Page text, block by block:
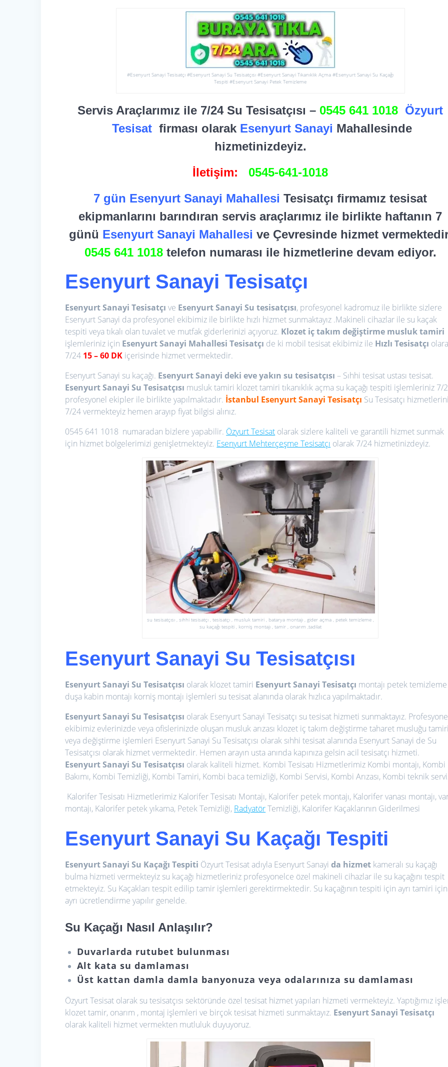
#Esenyurt Sanayi Tesisatçı #Esenyurt Sanayi Su Tesisatçısı #Esenyurt Sanayi Tıkanıklık Açma #Esenyurt Sanayi Su Kaçağı
Tespiti #Esenyurt Sanayi Petek Temizleme
Servis Araçlarımız ile 7/24 Su Tesisatçısı – 0545 641 1018 Özyurt
Tesisat firması olarak Esenyurt Sanayi Mahallesinde
hizmetinizdeyiz.
İletişim:
0545-641-1018
7 gün Esenyurt Sanayi MahallesiTesisatçı firmamız tesisat
ekipmanlarını barındıran servis araçlarımız ile birlikte haftanın 7
günü Esenyurt Sanayi Mahallesi ve Çevresinde hizmet
0545 641 1018telefon numarası ile hizmetlerine devam ediyor.
Esenyurt Sanayi Tesisatçı
Esenyurt Sanayi Tesisatçı ve Esenyurt Sanayi Su tesisatçısı, profesyonel kadromuz ile birlikte sizlere
Esenyurt Sanayi da profesyonel ekibimiz ile birlikte hızlı hizmet sunmaktayız .Makineli cihazlar ile su kaçak
tespiti veya tıkalı olan tuvalet ve mutfak giderlerinizi açıyoruz. Klozet iç takım değiştirme musluk tamiri
işlemleriniz için Esenyurt Sanayi Mahallesi Tesisatçı de ki mobil tesisat ekibimiz ile Hızlı Tesisatçı
7/24 15– 60 DK içerisinde hizmet vermektedir.
Esenyurt Sanayi su kaçağı. Esenyurt Sanayi deki eve yakın su tesisatçısı – Sıhhi tesisat ustası tesisat.
Esenyurt Sanayi Su Tesisatçısı musluk tamiri klozet tamiri tıkanıklık açma su kaçağı tespiti işlemleriniz 7/
profesyonel ekipler ile birlikte yapılmaktadır. İstanbul Esenyurt Sanayi Tesisatçı Su Tesisatçı
7/24 vermekteyiz hemen arayıp fiyat bilgisi alınız.
0545 641 1018 numaradan bizlere yapabilir. Özyurt Tesisat olarak sizlere kaliteli ve garantili hizmet sunmak
için hizmet bölgelerimizi genişletmekteyiz. Esenyurt Mehterçeşme Tesisatçı olarak 7/24 hizmetinizdeyiz.
su tesisatçısı , sıhhi tesisatçı , tesisatçı , musluk tamiri , batarya montajı , gider açma , petek temizleme ,
su kaçağı tespiti , korniş montajı , tamir , onarım ,tadilat
Esenyurt Sanayi Su Tesisatçısı
Esenyurt Sanayi Su Tesisatçısı olarak klozet tamiri Esenyurt Sanayi Tesisatçı montajı petek temizleme
duşa kabin montajı korniş montajı işlemleri su tesisat alanında olarak hızlıca yapılmaktadır.
Esenyurt Sanayi Su Tesisatçısı olarak Esenyurt Sanayi Tesisatçı su tesisat hizmeti sunmaktayız.
ekibimiz evlerinizde veya ofislerinizde oluşan musluk arızası klozet iç takım değiştirme taharet musluğu
veya değiştirme işlemleri Esenyurt Sanayi Su Tesisatçısı olarak sıhhi tesisat alanında Esenyurt Sanayi de Su
Tesisatçısı olarak hizmet vermektedir. Hemen arayın usta anında kapınıza gelsin acil tesisatçı hizmeti.
Esenyurt Sanayi Su Tesisatçısı olarak kaliteli hizmet. Kombi Tesisatı Hizmetlerimiz Kombi montajı, Kombi
Bakımı, Kombi Temizliği, Kombi Tamiri, Kombi baca temizliği, Kombi Servisi, Kombi Arızası, Kombi teknik
Kalorifer Tesisatı Hizmetlerimiz Kalorifer Tesisatı Montajı, Kalorifer petek montajı, Kalorifer vanası montajı,
montajı, Kalorifer petek yıkama, Petek Temizliği, RadyatörTemizliği, Kalorifer Kaçaklarının Giderilmesi
Esenyurt Sanayi Su Kaçağı Tespiti
Esenyurt Sanayi Su Kaçağı Tespiti Özyurt Tesisat adıyla Esenyurt Sanayida hizmet kameralı su kaçağı
bulma hizmeti vermekteyiz su kaçağı hizmetleriniz profesyonelce özel makineli cihazlar ile su kaçağını tespit
etmekteyiz. Su Kaçakları tespit edilip tamir işlemleri gerektirmektedir. Su kaçağının tespiti için ayrı tamiri için
ayrı ücretlendirme yapılır genelde.
Su Kaçağı Nasıl Anlaşılır?
Duvarlarda rutubet bulunması
Alt kata su damlaması
Üst kattan damla damla banyonuza veya odalarınıza su damlaması
Özyurt Tesisat olarak su tesisatçısı sektöründe özel tesisat hizmet yapıları hizmeti vermekteyiz. Yaptığımız
klozet tamir, onarım , montaj işlemleri ve birçok tesisat hizmeti sunmaktayız. Esenyurt Sanayi Tesisatçı
olarak kaliteli hizmet vermekten mutluluk duyuyoruz.